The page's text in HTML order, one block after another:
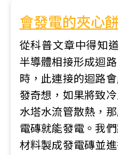
會發電的夾心
從科普文章中得知
半導體相接形成迴
時，此連接的迴路
發奇想，如果將致
水塔水流管散熱，
電磚就能發電。我
材料製成發電磚並